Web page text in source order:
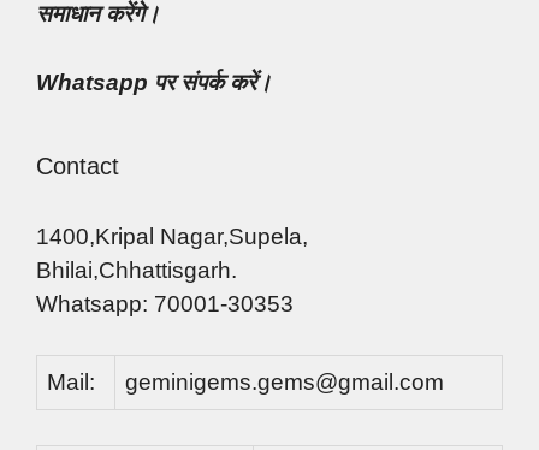
समाधान करेंगे।
Whatsapp पर संपर्क करें।
Contact
1400,Kripal Nagar,Supela,
Bhilai,Chhattisgarh.
Whatsapp: 70001-30353
Mail: geminigems.gems@gmail.com